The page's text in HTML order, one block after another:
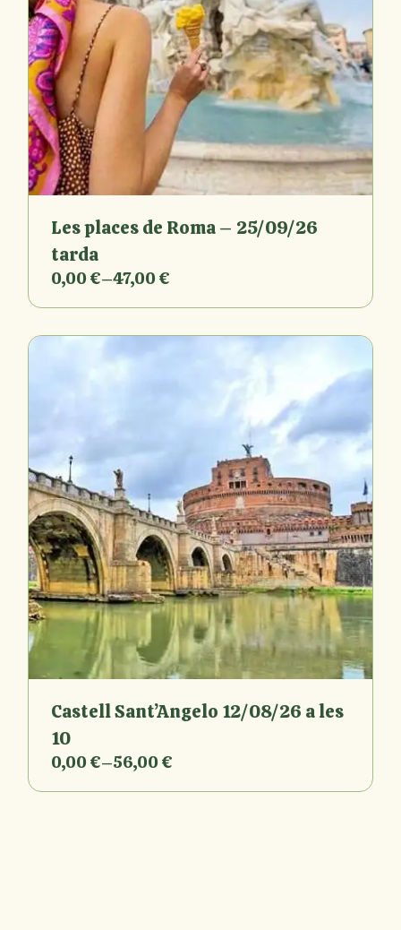
Les places de Roma – 25/09/26
tarda
0,00 €–47,00 €
Interval
0,00 €
Castell Sant’Angelo 12/08/26 a les
10
0,00 €–56,00 €
Interval